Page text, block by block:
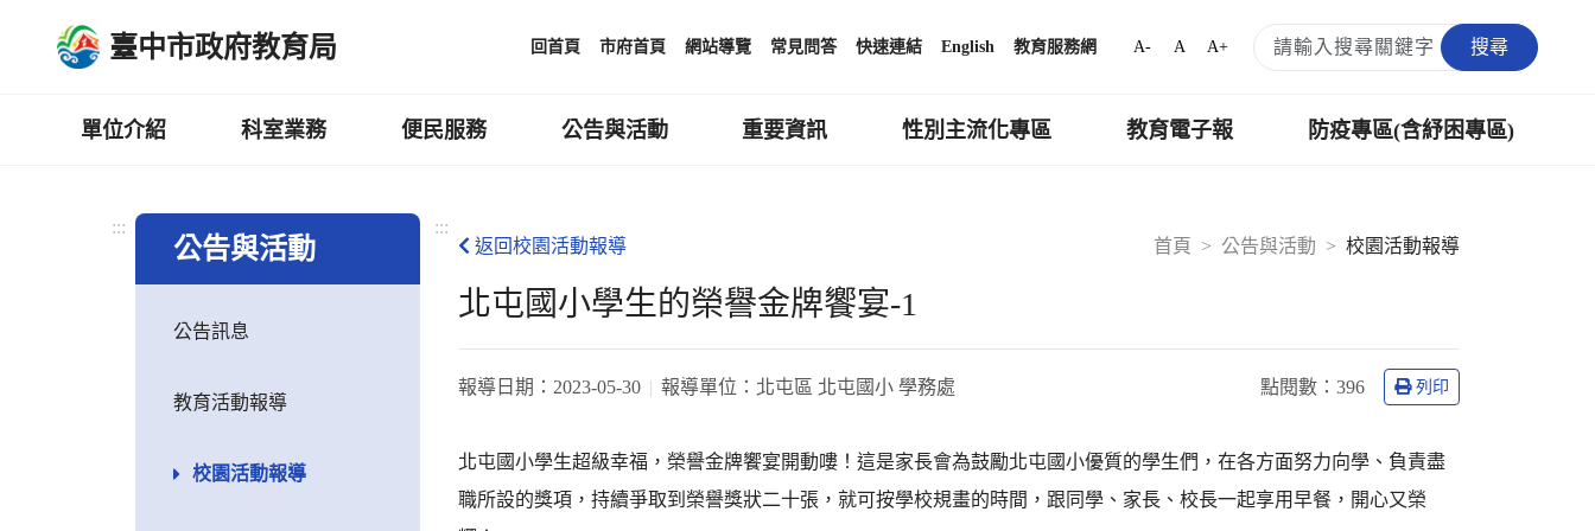
臺中市政府教育局 回首頁 市府首頁 網站導覽 常見問答 快速連結 English 教育服務網 A- A A+ 搜尋
單位介紹 科室業務 便民服務 公告與活動 重要資訊 性別主流化專區 教育電子報 防疫專區(含紓困專區)
:::
公告與活動
公告訊息
教育活動報導
校園活動報導
:::
首頁
公告與活動 校園活動報導
返回校園活動報導
北屯國小學生的榮譽金牌饗宴-1
報導日期： 2023-05-30 報導單位： 北屯區 北屯國小 學務處 點閱數： 396 列印
北屯國小學生超級幸福，榮譽金牌饗宴開動嘍！這是家長會為鼓勵北屯國小優質的學生們，在各方面努力向學、負責盡
職所設的獎項，持續爭取到榮譽獎狀二十張，就可按學校規畫的時間，跟同學、家長、校長一起享用早餐，開心又榮